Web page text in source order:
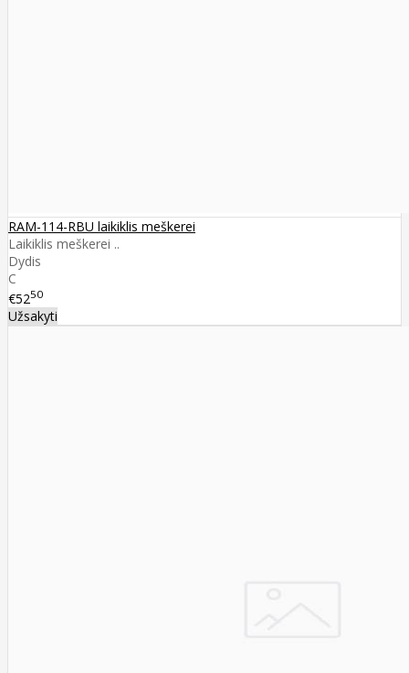
RAM-114-RBU laikiklis meškerei
Laikiklis meškerei ..
Dydis
C
€5250
Užsakyti